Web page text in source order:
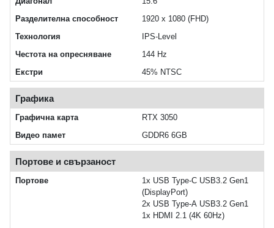
Разделителна способност
1920 x 1080 (FHD)
Технология
IPS-Level
Честота на опресняване
144 Hz
Екстри
45% NTSC
Графика
Графична карта
RTX 3050
Видео памет
GDDR6 6GB
Портове и свързаност
Портове
1x USB Type-C USB3.2 Gen1
(DisplayPort)
2x USB Type-A USB3.2 Gen1
1x HDMI 2.1 (4K 60Hz)